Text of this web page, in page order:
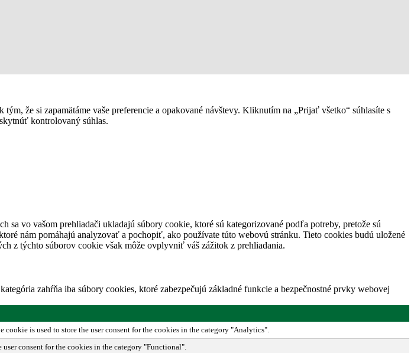
že si zapamätáme vaše preferencie a opakované návštevy. Kliknutím na „Prijať všetko“ súhlasíte s
kontrolovaný súhlas.
vo vašom prehliadači ukladajú súbory cookie, ktoré sú kategorizované podľa potreby, pretože sú
nám pomáhajú analyzovať a pochopiť, ako používate túto webovú stránku. Tieto cookies budú uložené
z týchto súborov cookie však môže ovplyvniť váš zážitok z prehliadania.
zahŕňa iba súbory cookies, ktoré zabezpečujú základné funkcie a bezpečnostné prvky webovej
is used to store the user consent for the cookies in the category "Analytics".
consent for the cookies in the category "Functional".